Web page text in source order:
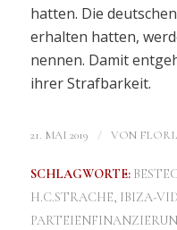
hatten. Die
erhalten hatten,
nennen. Damit
ihrer Strafbarkeit.
21. MAI 2019 / VON
SCHLAGWORTE:
H.C.STRACHE, IBIZA-